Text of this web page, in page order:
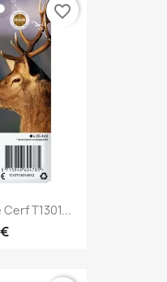
T1301...
favorite_border